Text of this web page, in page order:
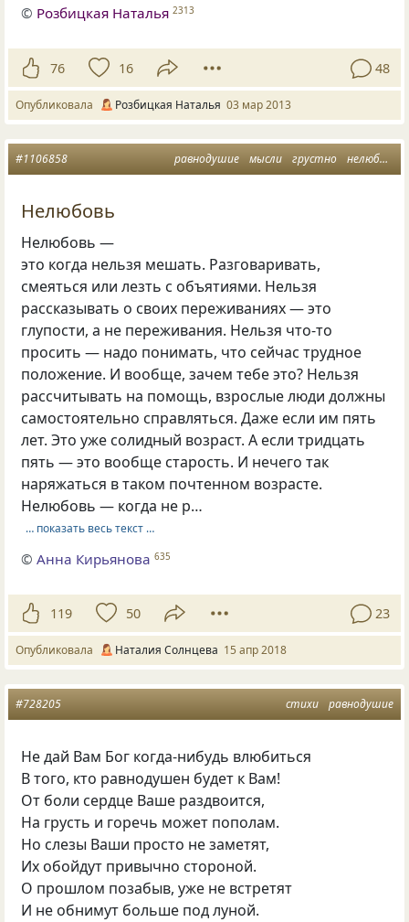
© Розбицкая Наталья 2313
76 16 48
Опубликовала Розбицкая Наталья 03 мар 2013
равнодушие мысли грустно нелюбовь
#1106858
Нелюбовь
Нелюбовь —
это когда нельзя мешать. Разговаривать,
смеяться или лезть с объятиями. Нельзя
рассказывать о своих переживаниях — это
глупости, а не переживания. Нельзя что-то
просить — надо понимать, что сейчас трудное
положение. И вообще, зачем тебе это? Нельзя
рассчитывать на помощь, взрослые люди должны
самостоятельно справляться. Даже если им пять
лет. Это уже солидный возраст. А если тридцать
пять — это вообще старость. И нечего так
наряжаться в таком почтенном возрасте.
Нелюбовь — когда не р…
… показать весь текст …
©Анна Кирьянова 635
119 50 23
Опубликовала Наталия Солнцева 15 апр 2018
стихи равнодушие
#728205
Не дай Вам Бог когда-нибудь влюбиться
В того, кто равнодушен будет к Вам!
От боли сердце Ваше раздвоится,
На грусть и горечь может пополам.
Но слезы Ваши просто не заметят,
Их обойдут привычно стороной.
О прошлом позабыв, уже не встретят
И не обнимут больше под луной.